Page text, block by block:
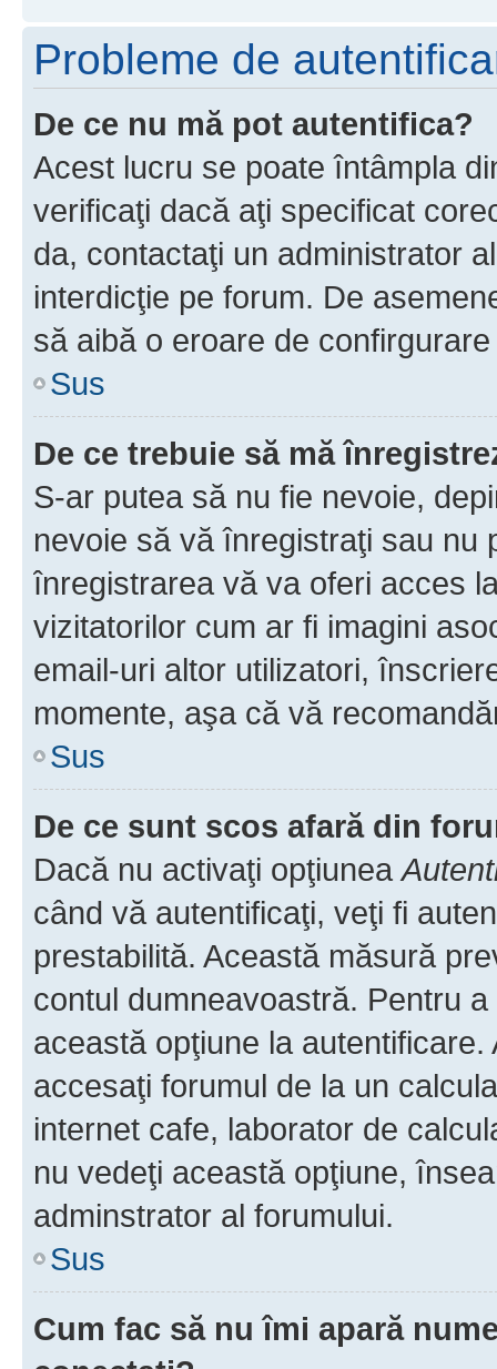
Probleme de
De ce nu mă pot autentifica?
Acest lucru se poate întâmpla
verificaţi dacă aţi specificat
da, contactaţi un administrator
interdicţie pe forum. De
să aibă o eroare de
Sus
De ce trebuie să mă
S-ar putea să nu fie nevoie,
nevoie să vă înregistraţi sau nu
înregistrarea vă va oferi acces
vizitatorilor cum ar fi imagini
email-uri altor utilizatori,
momente, aşa că vă
Sus
De ce sunt scos afară din
Dacă nu activaţi opţiunea
când vă autentificaţi, veţi fi
prestabilită. Această măsură
contul dumneavoastră. Pentru
această opţiune la
accesaţi forumul de la un
internet cafe, laborator de
nu vedeţi această opţiune,
adminstrator al forumului.
Sus
Cum fac să nu îmi apară